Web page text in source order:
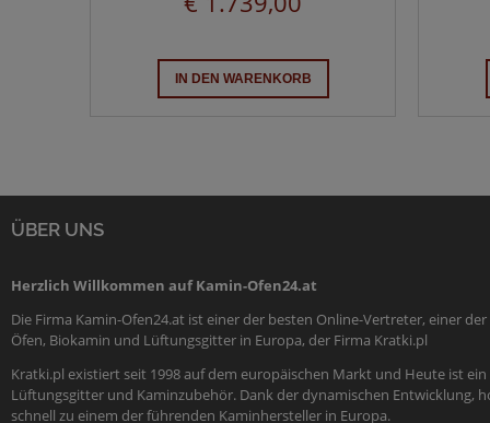
IN DEN WARENKORB
ÜBER UNS
Herzlich Willkommen auf Kamin-Ofen24.at
Die Firma Kamin-Ofen24.at ist einer der besten Online-Vertreter, einer
Öfen, Biokamin und Lüftungsgitter in Europa, der Firma Kratki.pl
Kratki.pl existiert seit 1998 auf dem europäischen Markt und Heute ist
Lüftungsgitter und Kaminzubehör. Dank der dynamischen Entwicklung,
schnell zu einem der führenden Kaminhersteller in Europa.